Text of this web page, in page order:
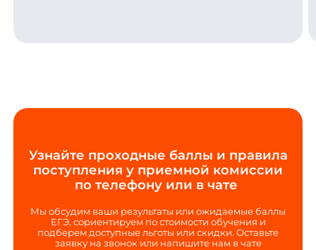
Узнайте проходные баллы и правила
поступления у приемной комиссии
по телефону или в чате
Мы обсудим ваши результаты или ожидаемые баллы
ЕГЭ, сориентируем по стоимости обучения и
подберем доступные льготы или скидки. Оставьте
заявку на звонок или напишите нам в чате